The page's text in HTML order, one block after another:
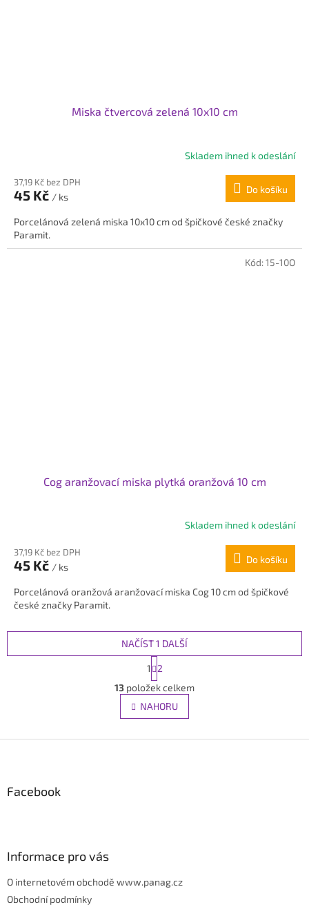
Miska čtvercová zelená 10x10 cm
produktu
je
z
5
hvězdiček.
Skladem ihned k odeslání
37,19 Kč bez DPH
45 Kč / ks
Do košíku
Porcelánová zelená miska 10x10 cm od špičkové české značky
Paramit.
Cog aranžovací miska plytká oranžová 10 cm
produktu
je
z
5
Skladem ihned k odeslání
37,19 Kč bez DPH
45 Kč / ks
Do košíku
Porcelánová oranžová aranžovací miska Cog 10 cm od špičkové
české značky Paramit.
Kód:15-10O
O
v
l
á
i
NAČÍST 1 DALŠÍ
S
t
r
á
n
k
v
1
2
13 položek celkem
NAHORU
aFacebook
Informace pro vás
O internetovém obchodě www.panag.cz
Obchodní podmínky